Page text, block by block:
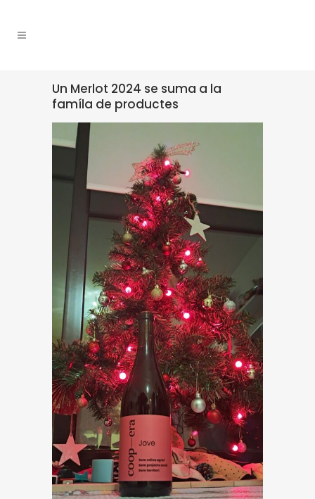
Un Merlot 2024 se suma a la
famíla de productes